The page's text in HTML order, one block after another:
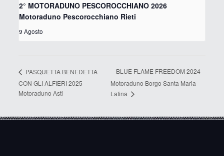
2° MOTORADUNO PESCOROCCHIANO 2026
Motoraduno Pescorocchiano Rieti
9 Agosto
PASQUETTA BENEDETTA
CON GLI ALFIERI 2025
Motoraduno Asti
BLUE FLAME FREEDOM 2024
Motoraduno Borgo Santa Maria
Latina